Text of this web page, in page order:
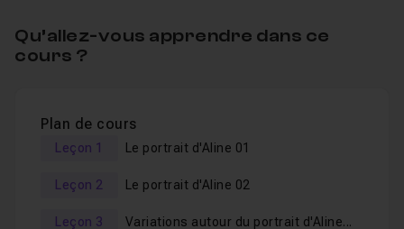
Dans ce tuto photo portrait en
Je vous invite ici donc à envisager les choses de
manière différente, et je pense, très sincèrement, que
Qu’allez-vous apprendre dans ce
cours ?
Plan de cours
Leçon 1 Le portrait d'Aline 01
Leçon 2 Le portrait d'Aline 02
Leçon 3 Variations autour du portrait d'Aline...